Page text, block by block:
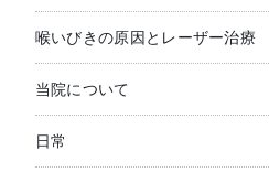
喉いびきの原因とレーザー治療
当院について
日常